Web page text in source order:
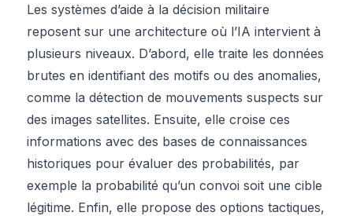
Les systèmes d’aide à la décision militaire
reposent sur une architecture où l’IA intervient à
plusieurs niveaux. D’abord, elle traite les données
brutes en identifiant des motifs ou des anomalies,
comme la détection de mouvements suspects sur
des images satellites. Ensuite, elle croise ces
informations avec des bases de connaissances
historiques pour évaluer des probabilités, par
exemple la probabilité qu’un convoi soit une cible
légitime. Enfin, elle propose des options tactiques,